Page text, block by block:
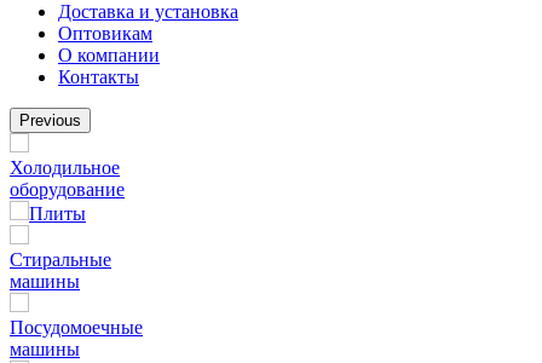
Доставка и установка
Оптовикам
О компании
Контакты
Previous
Холодильное
оборудование
Плиты
Стиральные
машины
Посудомоечные
машины